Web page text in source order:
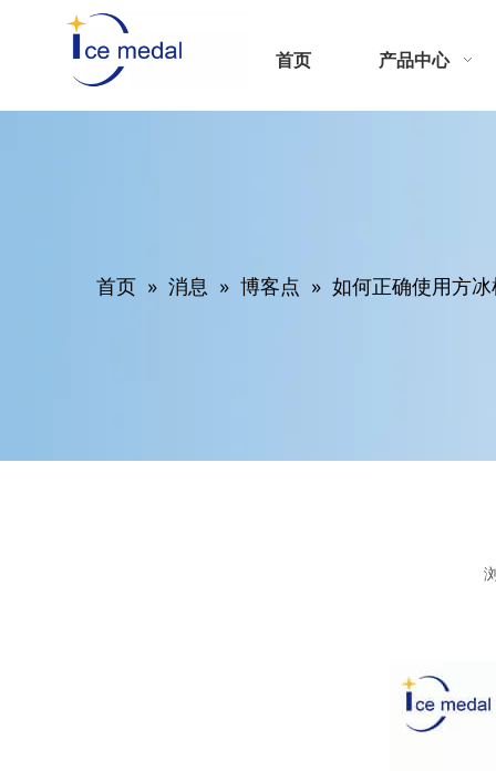
首页 产品中心
首页 » 消息 » 博客点 » 如何正确使用方